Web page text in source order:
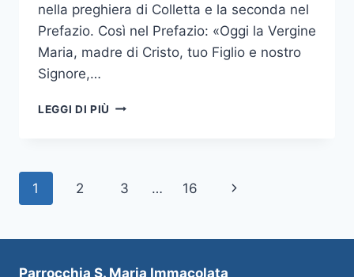
nella preghiera di Colletta e la seconda nel
Prefazio. Così nel Prefazio: «Oggi la Vergine
Maria, madre di Cristo, tuo Figlio e nostro
Signore,…
LEGGI DI PIÙ
1 2 3 … 16
Parrocchia S. Maria Immacolata